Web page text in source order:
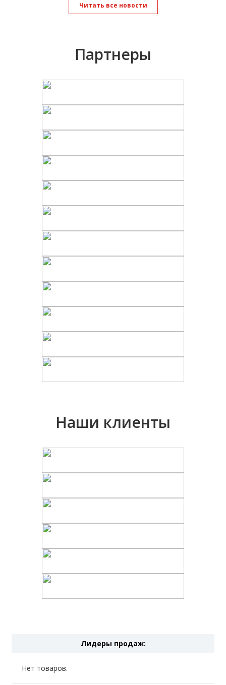
Читать все новости
Партнеры
Наши клиенты
Лидеры продаж:
Нет товаров.